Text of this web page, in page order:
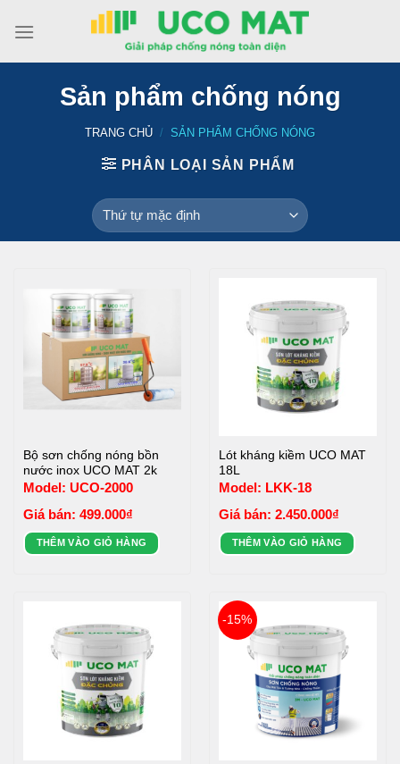
đến
Sản phẩm chống nóng
TRANG CHỦ / SẢN PHẨM CHỐNG NÓNG
PHÂN LOẠI SẢN PHẨM
Bộ sơn chống nóng bồn
nước inox UCO MAT 2k
Model: UCO-2000
Giá bán: 499.000₫
THÊM VÀO GIỎ HÀNG
Lót kháng kiềm UCO MAT
18L
Model: LKK-18
Giá bán: 2.450.000₫
THÊM VÀO GIỎ HÀNG
-15%